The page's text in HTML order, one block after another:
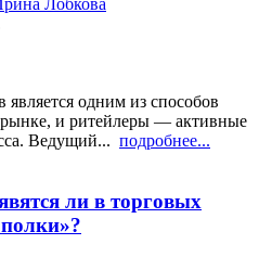
одним из способов
рынке, и ритейлеры — активные
Ведущий... подробнее...
ли в торговых
полки»?